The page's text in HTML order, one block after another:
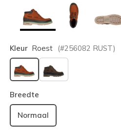
Kleur Roest (#256082 RUST)
geselecteerd
Breedte
Normaal